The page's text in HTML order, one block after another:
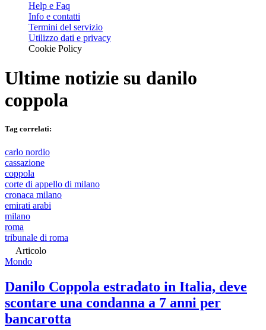
Help e Faq
Info e contatti
Termini del servizio
Utilizzo dati e privacy
Cookie Policy
Ultime notizie su danilo
coppola
Tag correlati:
carlo nordio
cassazione
coppola
corte di appello di milano
cronaca milano
emirati arabi
milano
roma
tribunale di roma
Articolo
Mondo
Danilo Coppola estradato in Italia, deve
scontare una condanna a 7 anni per
bancarotta